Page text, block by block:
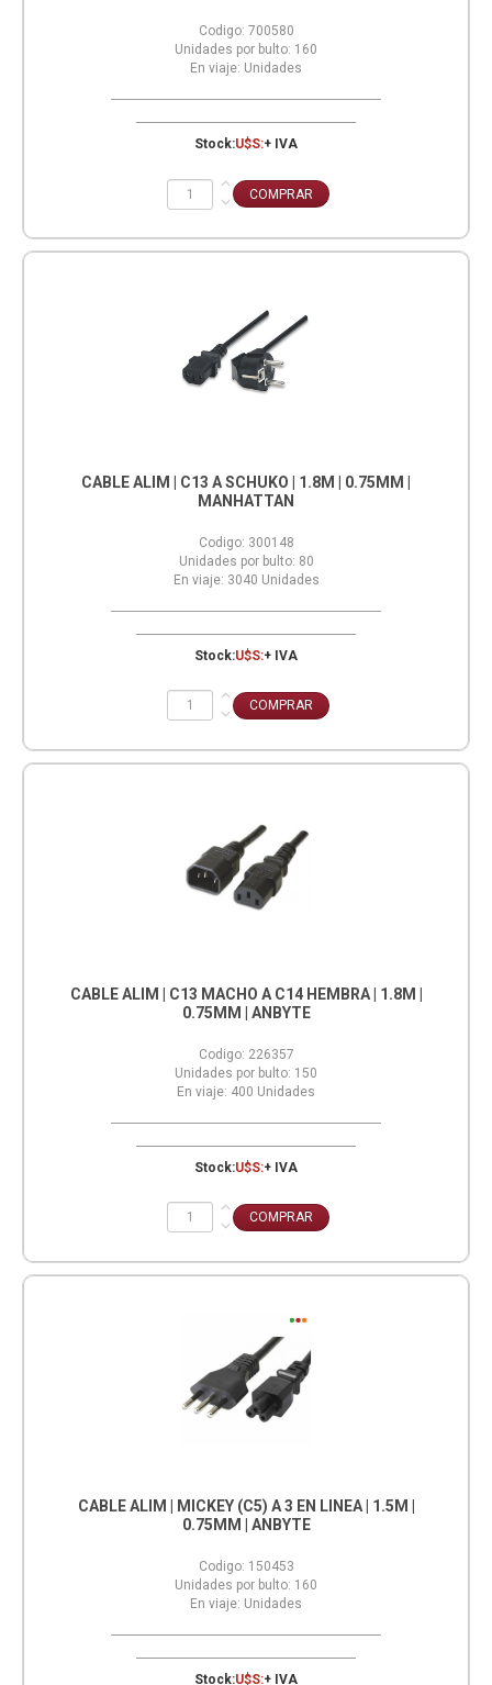
Codigo: 700580
Unidades por bulto: 160
En viaje: Unidades
Stock:U$S:+ IVA
CABLE ALIM | C13 A SCHUKO | 1.8M | 0.75MM |
MANHATTAN
Codigo: 300148
Unidades por bulto: 80
En viaje: 3040 Unidades
Stock:U$S:+ IVA
CABLE ALIM | C13 MACHO A C14 HEMBRA | 1.8M |
0.75MM | ANBYTE
Codigo: 226357
Unidades por bulto: 150
En viaje: 400 Unidades
Stock:U$S:+ IVA
CABLE ALIM | MICKEY (C5) A 3 EN LINEA | 1.5M |
0.75MM | ANBYTE
Codigo: 150453
Unidades por bulto: 160
En viaje: Unidades
Stock:U$S:+ IVA